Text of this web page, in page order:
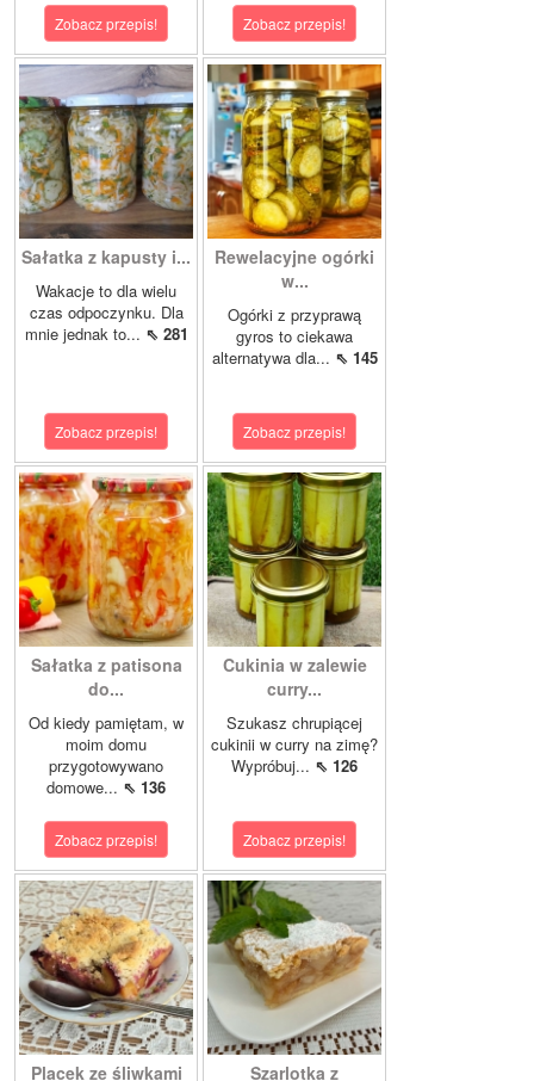
Zobacz przepis! Zobacz przepis!
Sałatka z kapusty i...
Wakacje to dla wielu
czas odpoczynku. Dla
mnie jednak to... ⇖ 281
Zobacz przepis!
Rewelacyjne ogórki
w...
Ogórki z przyprawą
gyros to ciekawa
alternatywa dla... ⇖ 145
Zobacz przepis!
Sałatka z patisona
do...
Od kiedy pamiętam, w
moim domu
przygotowywano
domowe... ⇖ 136
Zobacz przepis!
Cukinia w zalewie
curry...
Szukasz chrupiącej
cukinii w curry na zimę?
Wypróbuj... ⇖ 126
Zobacz przepis!
Placek ze śliwkami Szarlotka z